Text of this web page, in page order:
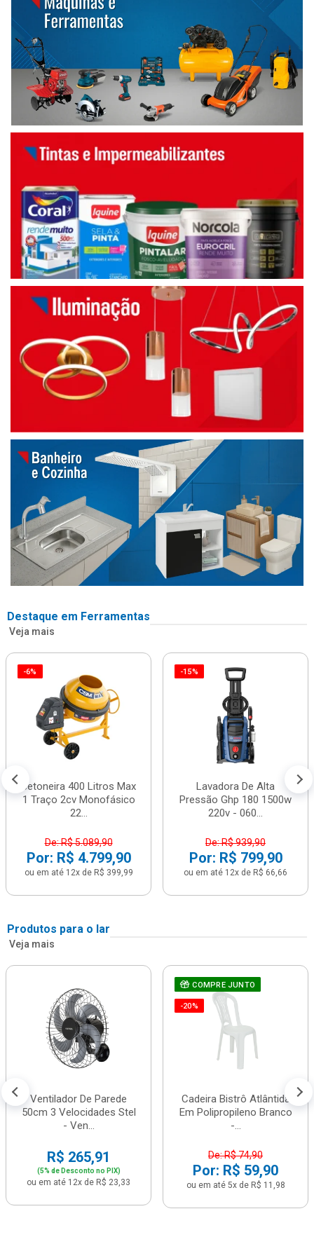
Destaque em Ferramentas
Veja mais
-6%
Betoneira 400 Litros Max
1 Traço 2cv Monofásico
22...
De: R$ 5.089,90
Por: R$ 4.799,90
ou em até 12x de R$ 399,99
-15%
Lavadora De Alta
Pressão Ghp 180 1500w
220v - 060...
De: R$ 939,90
Por: R$ 799,90
ou em até 12x de R$ 66,66
Produtos para o lar
Veja mais
Ventilador De Parede
50cm 3 Velocidades Stel
- Ven...
R$ 265,91
(5% de Desconto no PIX)
ou em até 12x de R$ 23,33
COMPRE JUNTO
-20%
Cadeira Bistrô Atlântida
Em Polipropileno Branco
-...
De: R$ 74,90
Por: R$ 59,90
ou em até 5x de R$ 11,98